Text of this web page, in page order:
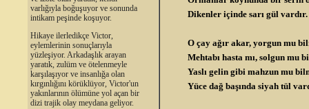
varlığıyla boğuşuyor ve sonunda
intikam peşinde koşuyor.
Hikaye ilerledikçe Victor,
eylemlerinin sonuçlarıyla
yüzleşiyor. Arkadaşlık arayan
yaratık, zulüm ve ötelenmeyle
karşılaşıyor ve insanlığa olan
kırgınlığını körüklüyor, Victor'un
yakınlarının ölümüne yol açan bir
dizi trajik olay meydana geliyor.
Dikenler içinde sarı gül vardır.
O çay ağır akar, yorgun mu
Mehtabı hasta mı, solgun mu
Yaslı gelin gibi mahzun mu
Yüce dağ başında siyah tül